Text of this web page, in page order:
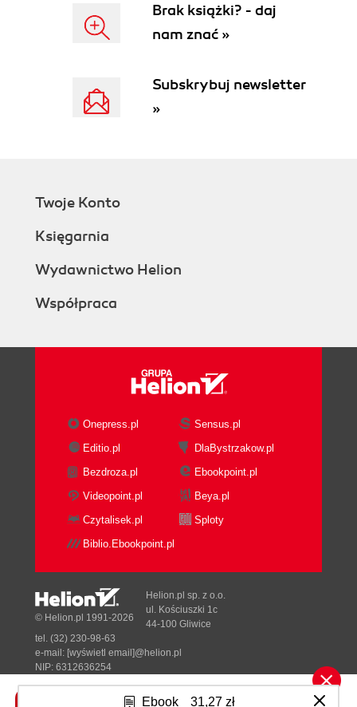
Warsztat (122)
Zadanie (123)
Korzystanie ze złączeń zewnętrznych
Operator INTERSECT (132)
Operator EXCEPT (133)
Podsumowanie (134)
Pytania i odpowiedzi (135)
Zadanie (135)
Instrukcja INSERT (138)
Instrukcja SELECT INTO (139)
Instrukcja TRUNCATE (142)
Podsumowanie (142)
Pytania i odpowiedzi (142)
Warsztat (142)
Funkcje łańcuchowe (147)
Funkcje daty i czasu (157)
Obsługa wartości null (163)
Podsumowanie (166)
Pytania i odpowiedzi (166)
Warsztat (167)
Zadanie (167)
Ebook 31,27 zł
Brak książki? - daj
nam znać »
Subskrybuj newsletter
»
Twoje Konto
Księgarnia
Wydawnictwo Helion
Współpraca
Onepress.pl
Sensus.pl
Editio.pl
DlaBystrzakow.pl
Bezdroza.pl
Ebookpoint.pl
Videopoint.pl
Beya.pl
Czytalisek.pl
Sploty
Biblio.Ebookpoint.pl
© Helion.pl 1991-2026
Helion.pl sp. z o.o.
ul. Kościuszki 1c
44-100 Gliwice
tel. (32) 230-98-63
e-mail: [wyświetl email]@helion.pl
NIP: 6312636254